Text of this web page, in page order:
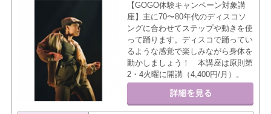
【GOGO体験キャンペーン対象講
座】主に70〜80年代のディスコソ
ングに合わせてステップや動きを使
って踊ります。ディスコで踊ってい
るような感覚で楽しみながら身体を
動かしましょう！ 本講座は原則第
2・4火曜に開講（4,400円/月）。